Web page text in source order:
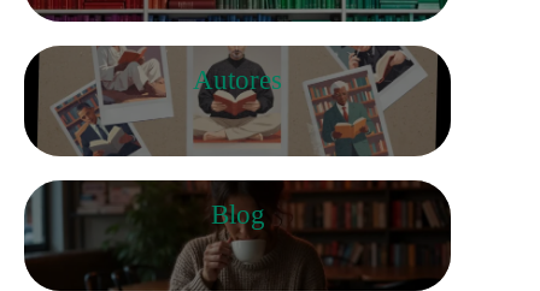
Autores
Blog